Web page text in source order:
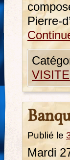
Pierre-
Publié le
Mardi